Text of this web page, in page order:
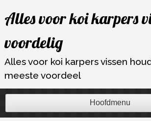
naar
inhoud
Alles voor koi karpers
voordelig
Alles voor koi karpers vissen
meeste voordeel
Hoofdmenu